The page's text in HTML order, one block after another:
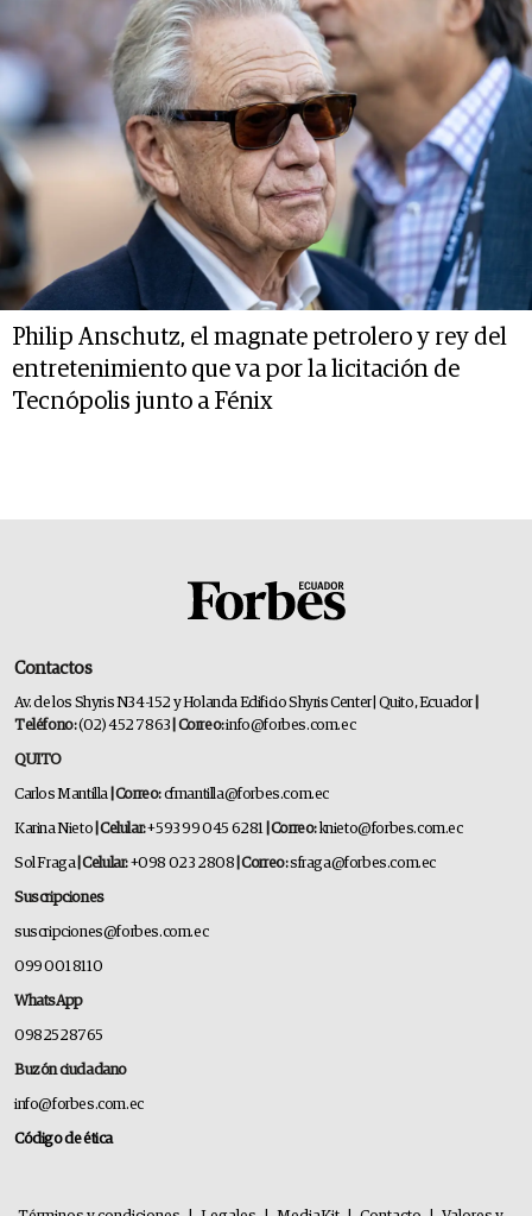
Philip Anschutz, el magnate petrolero y rey del
entretenimiento que va por la licitación de
Tecnópolis junto a Fénix
Contactos
Av. de los Shyris N34-152 y Holanda Edificio Shyris Center | Quito, Ecuador
Teléfono:(02) 452 7863 | Correo:info@forbes.com.ec
QUITO
Carlos Mantilla | Correo:cfmantilla@forbes.com.ec
Karina Nieto | Celular:+593 99 045 6281 | Correo:knieto@forbes.com.ec
Sol Fraga| Celular:+098 023 2808 | Correo:sfraga@forbes.com.ec
Suscripciones
suscripciones@forbes.com.ec
099 001 8110
WhatsApp
0982528765
Buzón ciudadano
info@forbes.com.ec
Código de ética